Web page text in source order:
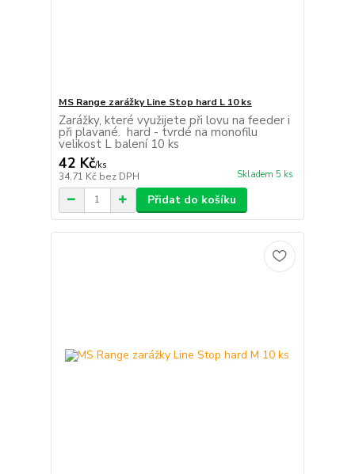
MS Range zarážky Line Stop hard L 10 ks
Zarážky, které využijete při lovu na feeder i
při plavané. hard - tvrdé na monofilu
velikost L balení 10 ks
42 Kč/ks
34,71 Kč bez DPH Skladem 5 ks
Přidat do košíku